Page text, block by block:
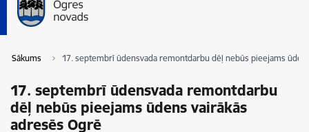
Sākums 17. septembrī ūdensvada remontdarbu dēļ nebūs pieejams
17. septembrī ūdensvada remontdarbu
dēļ nebūs pieejams ūdens vairākās
adresēs Ogrē